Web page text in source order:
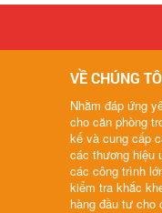
VỀ CHÚNG
Nhằm đáp ứng
cho căn phòng
kế và cung cấp
các thương hiệu
các công trình
kiểm tra khắc
hàng đầu tư cho